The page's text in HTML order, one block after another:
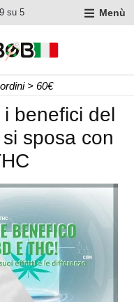
su 5 Menù
> 60€
benefici del
sposa con